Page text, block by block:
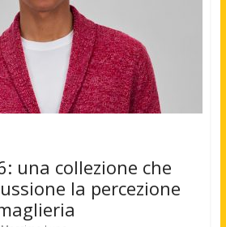
una collezione che
la percezione